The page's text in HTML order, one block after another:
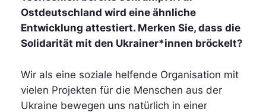
Ostdeutschland wird eine ähnliche
Entwicklung attestiert. Merken Sie, dass die
Solidarität mit den Ukrainer*innen bröckelt?
Wir als eine soziale helfende Organisation mit
vielen Projekten für die Menschen aus der
Ukraine bewegen uns natürlich in einer